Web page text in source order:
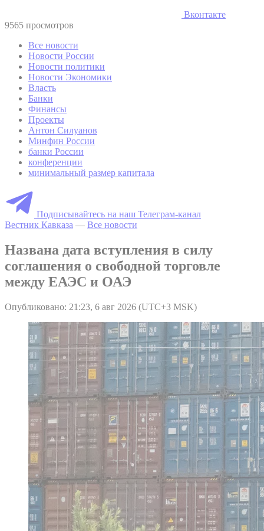
Вконтакте
9565 просмотров
Все новости
Новости России
Новости политики
Новости Экономики
Власть
Банки
Финансы
Проекты
Антон Силуанов
Минфин России
банки России
конференции
минимальный размер капитала
Подписывайтесь на наш Телеграм-канал
Вестник Кавказа — Все новости
Названа дата вступления в силу
соглашения о свободной торговле
между ЕАЭС и ОАЭ
Опубликовано: 21:23, 6 авг 2026 (UTC+3 MSK)